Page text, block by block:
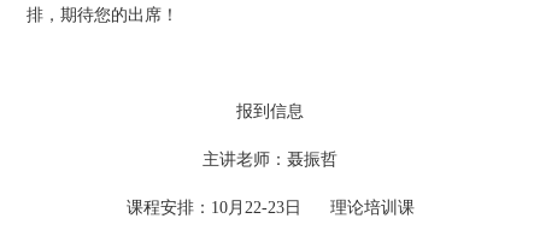
排，期待您的出席！
报到信息
主讲老师：聂振哲
课程安排：10月22-23日 理论培训课